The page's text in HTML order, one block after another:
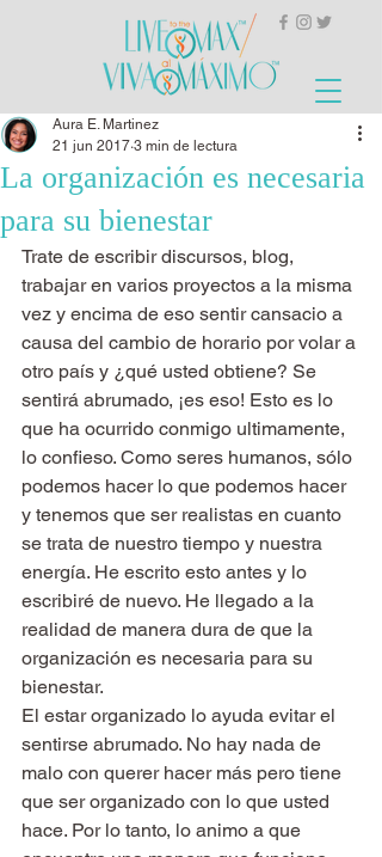
La organización es necesaria
para su bienestar
Aura E. Martinez
21 jun 2017 3 min de lectura
Trate de escribir discursos, blog,
trabajar en varios proyectos a la misma
vez y encima de eso sentir cansacio a
causa del cambio de horario por volar a
otro país y ¿qué usted obtiene? Se
sentirá abrumado, ¡es eso! Esto es lo
que ha ocurrido conmigo ultimamente,
lo confieso. Como seres humanos, sólo
podemos hacer lo que podemos hacer
y tenemos que ser realistas en cuanto
se trata de nuestro tiempo y nuestra
energía. He escrito esto antes y lo
escribiré de nuevo. He llegado a la
realidad de manera dura de que la
organización es necesaria para su
bienestar.
El estar organizado lo ayuda evitar el
sentirse abrumado. No hay nada de
malo con querer hacer más pero tiene
que ser organizado con lo que usted
hace. Por lo tanto, lo animo a que